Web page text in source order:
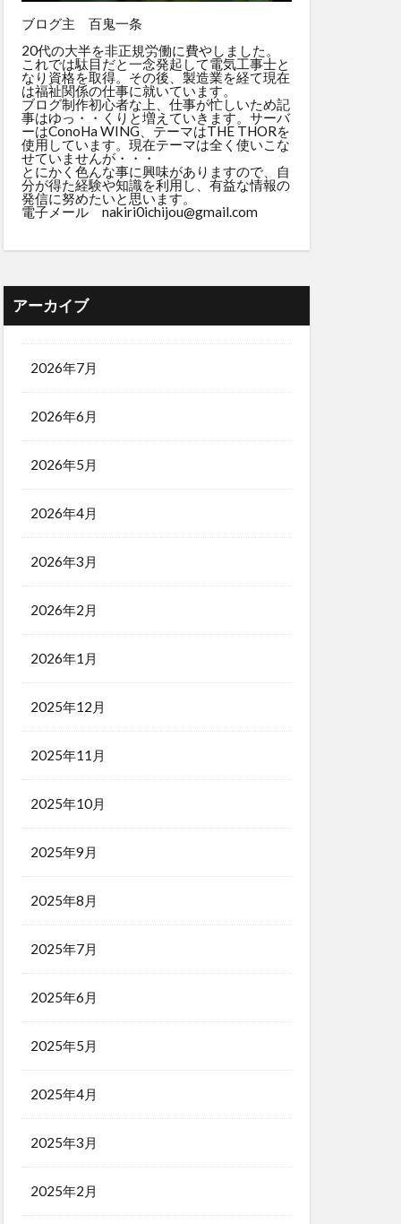
ブログ主 百鬼一条
20代の大半を非正規労働に費やしました。
これでは駄目だと一念発起して電気工事士と
なり資格を取得。その後、製造業を経て現在
は福祉関係の仕事に就いています。
ブログ制作初心者な上、仕事が忙しいため記
事はゆっ・・くりと増えていきます。サーバ
ーはConoHa WING、テーマはTHE THORを
使用しています。現在テーマは全く使いこな
せていませんが・・・
とにかく色んな事に興味がありますので、自
分が得た経験や知識を利用し、有益な情報の
発信に努めたいと思います。
電子メール nakiri0ichijou@gmail.com
アーカイブ
2026年7月
2026年6月
2026年5月
2026年4月
2026年3月
2026年2月
2026年1月
2025年12月
2025年11月
2025年10月
2025年9月
2025年8月
2025年7月
2025年6月
2025年5月
2025年4月
2025年3月
2025年2月